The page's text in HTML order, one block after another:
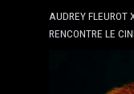
AUDREY FLEUROT
RENCONTRE LE